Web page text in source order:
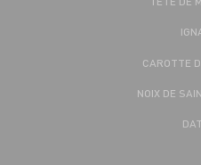
CAROTTE
NOIX DE